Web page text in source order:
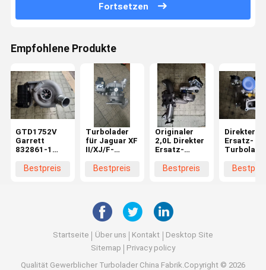
Fortsetzen
Empfohlene Produkte
GTD1752V
Garrett
832861-1
Jaguar XF XJ
T4A8248
Bestpreis
Turbolader
für Jaguar XF
II/XJ/F-
Rover Velar
3.0 832861-1
Bestpreis
Originaler
2,0L Direkter
Ersatz-
für Land
Bestpreis
Direkter
Ersatz-
Land
Startseite Über uns Kontakt
Desktop Site
Sitemap
Privacy policy
Qualität Gewerblicher Turbolader China Fabrik.Copyright © 2026